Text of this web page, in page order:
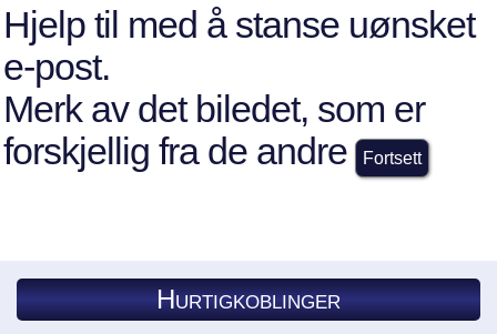
Hjelp til med å stanse uønsket
e-post.
Merk av det biledet, som er
forskjellig fra de andre
Hurtigkoblinger